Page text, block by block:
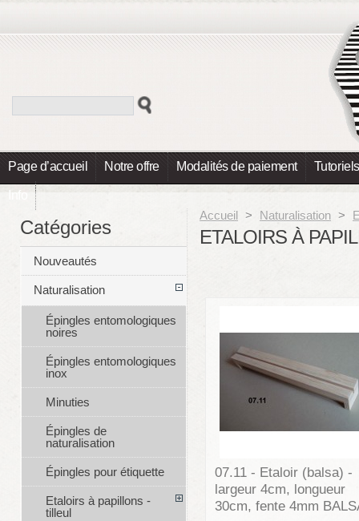
Page d’accueil Notre offre Modalités de paiement Tutoriels
Info
Accueil > Naturalisation >
ETALOIRS À
07.11 - Etaloir (balsa) -
largeur 4cm, longueur
30cm, fente 4mm
Catégories
Nouveautés
Naturalisation
Épingles entomologiques
noires
Épingles entomologiques
inox
Minuties
Épingles de
naturalisation
Épingles pour étiquette
Etaloirs à papillons -
tilleul